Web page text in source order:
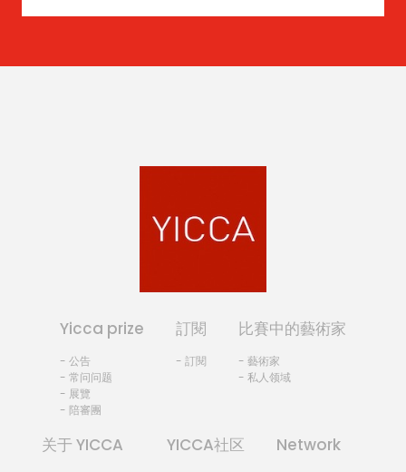
Yicca prize
- 公告
- 常问问题
- 展覽
- 陪審團
訂閱
- 訂閱
比賽中的藝術家
- 藝術家
- 私人领域
关于 YICCA YICCA社区 Network